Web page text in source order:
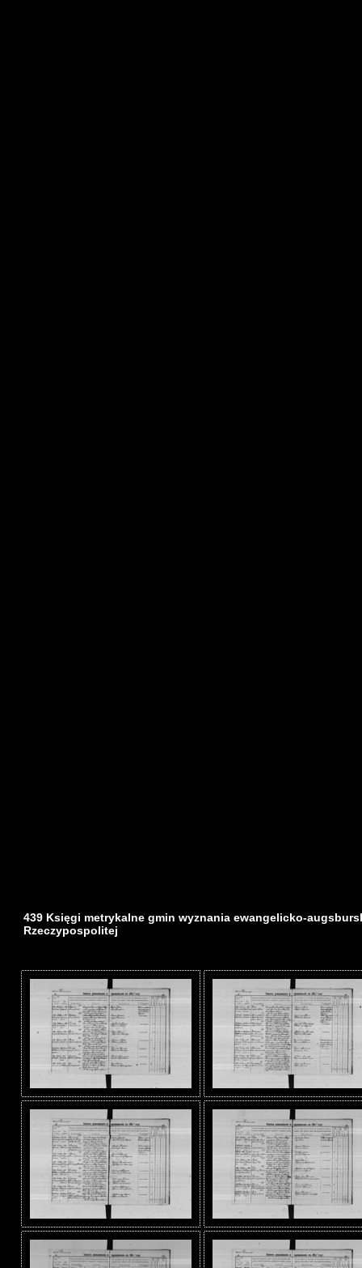
439 Księgi metrykalne gmin wyznania ewangelicko-
Rzeczypospolitej